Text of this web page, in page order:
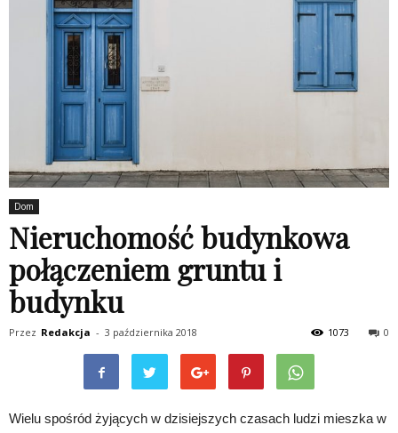
Dom
Nieruchomość budynkowa
połączeniem gruntu i
budynku
Przez Redakcja - 3 października 2018 0
1073
Wielu spośród żyjących w dzisiejszych czasach ludzi mieszka w